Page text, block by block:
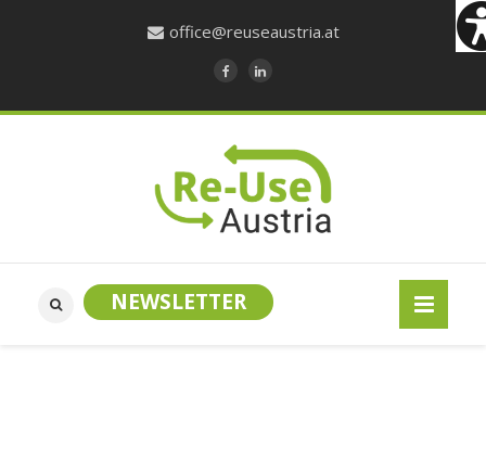
office@reuseaustria.at
NEWSLETTER